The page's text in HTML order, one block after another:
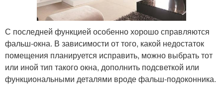
С последней функцией особенно хорошо справляются
фальш-окна. В зависимости от того, какой недостаток
помещения планируется исправить, можно выбрать тот
или иной тип такого окна, дополнить подсветкой или
функциональными деталями вроде фальш-подоконника.